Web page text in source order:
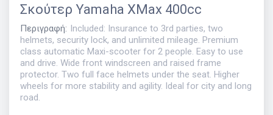
Σκούτερ Yamaha XMax 400cc
Περιγραφή: Included: Insurance to 3rd parties, two
helmets, security lock, and unlimited mileage. Premium
class automatic Maxi-scooter for 2 people. Easy to use
and drive. Wide front windscreen and raised frame
protector. Two full face helmets under the seat. Higher
wheels for more stability and agility. Ideal for city and long
road.